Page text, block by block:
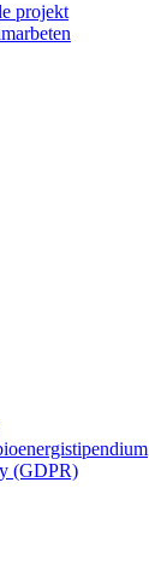
projekt
(GDPR)